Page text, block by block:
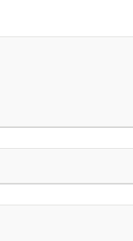
pour pansement